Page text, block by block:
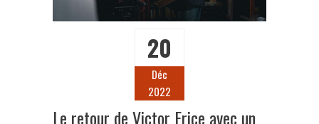
20
Déc
2022
Le retour de Victor Erice avec un